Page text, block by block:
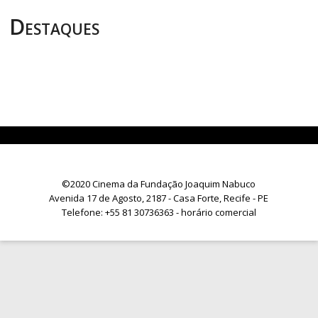
Destaques
©2020 Cinema da Fundação Joaquim Nabuco
Avenida 17 de Agosto, 2187 - Casa Forte, Recife - PE
Telefone: +55 81 30736363 - horário comercial